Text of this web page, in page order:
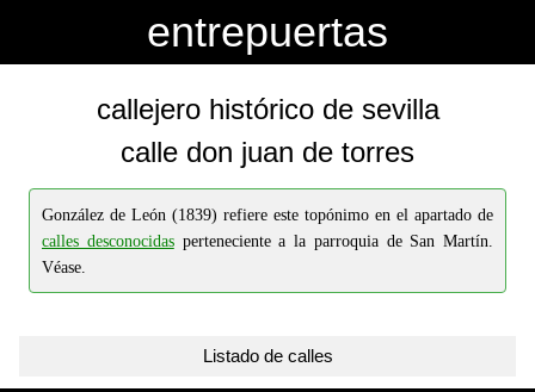
entrepuertas
callejero histórico de sevilla
calle don juan de torres
González de León (1839) refiere este topónimo en el apartado de
calles desconocidasperteneciente a la parroquia de San Martín.
Véase.
Listado de calles